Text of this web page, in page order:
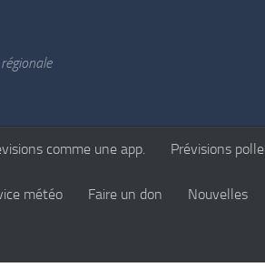
comme une app. Prévisions
météo Faire un don Nouvelles